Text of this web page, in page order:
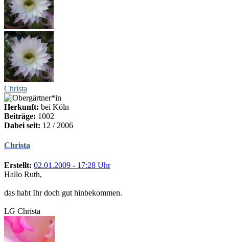
Christa
Herkunft: bei Köln
Beiträge: 1002
Dabei seit: 12 / 2006
Christa
Erstellt: 02.01.2009 - 17:28 Uhr
Hallo Ruth,
das habt Ihr doch gut hinbekommen.
LG Christa